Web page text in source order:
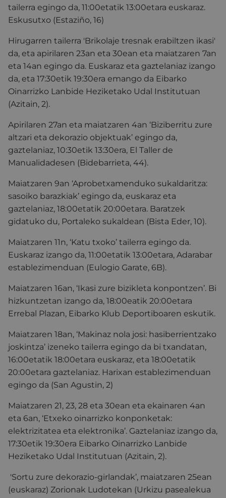
tailerra egingo da, 11:00etatik 13:00etara euskaraz.
Eskusutxo (Estaziño, 16)
Hirugarren tailerra 'Brikolaje tresnak erabiltzen ikasi'
da, eta apirilaren 23an eta 30ean eta maiatzaren 7an
eta 14an egingo da. Euskaraz eta gaztelaniaz izango
da, eta 17:30etik 19:30era emango da Eibarko
Oinarrizko Lanbide Heziketako Udal Institutuan
(Azitain, 2).
Apirilaren 27an eta maiatzaren 4an ‘Biziberritu zure
altzari eta dekorazio objektuak’ egingo da,
gaztelaniaz, 10:30etik 13:30era, El Taller de
Manualidadesen (Bidebarrieta, 44).
Maiatzaren 9an ‘Aprobetxamenduko sukaldaritza:
sasoiko barazkiak’ egingo da, euskaraz eta
gaztelaniaz, 18:00etatik 20:00etara. Baratzek
gidatuko du, Portaleko sukaldean (Bista Eder, 10).
Maiatzaren 11n, ‘Katu txoko’ tailerra egingo da.
Euskaraz izango da, 11:00etatik 13:00etara, Adarabar
establezimenduan (Eulogio Garate, 6B).
Maiatzaren 16an, ‘Ikasi zure bizikleta konpontzen’. Bi
hizkuntzetan izango da, 18:00eatik 20:00etara
Errebal Plazan, Eibarko Klub Deportiboaren eskutik.
Maiatzaren 18an, ‘Makinaz nola josi: hasiberrientzako
joskintza’ izeneko tailerra egingo da bi txandatan,
16:00etatik 18:00etara euskaraz, eta 18:00etatik
20:00etara gaztelaniaz. Harixan establezimenduan
egingo da (San Agustin, 2)
Maiatzaren 21, 23, 28 eta 30ean eta ekainaren 4an
eta 6an, ‘Etxeko oinarrizko konponketak:
elektrizitatea eta elektronika’. Gaztelaniaz izango da,
17:30etik 19:30era Eibarko Oinarrizko Lanbide
Heziketako Udal Institutuan (Azitain, 2).
'Sortu zure dekorazio-girlandak’, maiatzaren 25ean
(euskaraz) Zorionak Ludotekan (Urkizu pasealekua